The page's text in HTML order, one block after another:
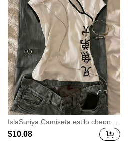
IslaSuriya Camiseta estilo cheongs
am con estampado de hanzi (carac
teres chinos) para mujer
$10.08